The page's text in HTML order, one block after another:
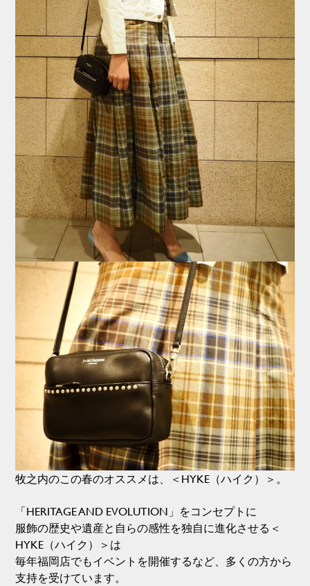
牧之内のこの春のオススメは、＜HYKE（ハイク）＞。
「HERITAGE AND EVOLUTION」をコンセプトに
服飾の歴史や遺産と自らの感性を独自に進化させる＜
HYKE（ハイク）＞は
毎年福岡店でもイベントを開催するなど、多くの方から
支持を受けています。